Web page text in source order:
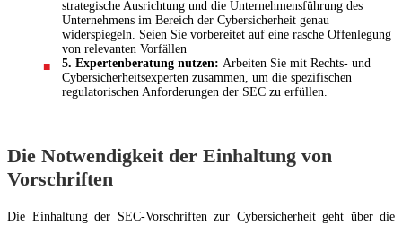
strategische Ausrichtung und die Unternehmensführung des
Unternehmens im Bereich der Cybersicherheit genau
widerspiegeln. Seien Sie vorbereitet auf eine rasche Offenlegung
von relevanten Vorfällen
5. Expertenberatung nutzen: Arbeiten Sie mit Rechts- und
Cybersicherheitsexperten zusammen, um die spezifischen
regulatorischen Anforderungen der SEC zu erfüllen.
Die Notwendigkeit der Einhaltung von
Vorschriften
Die Einhaltung der SEC-Vorschriften zur Cybersicherheit geht über die